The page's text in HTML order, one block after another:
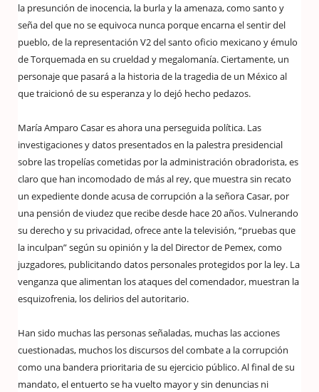
la presunción de inocencia, la burla y la amenaza, como santo y
seña del que no se equivoca nunca porque encarna el sentir del
pueblo, de la representación V2 del santo oficio mexicano y émulo
de Torquemada en su crueldad y megalomanía. Ciertamente, un
personaje que pasará a la historia de la tragedia de un México al
que traicionó de su esperanza y lo dejó hecho pedazos.
María Amparo Casar es ahora una perseguida política. Las
investigaciones y datos presentados en la palestra presidencial
sobre las tropelías cometidas por la administración obradorista, es
claro que han incomodado de más al rey, que muestra sin recato
un expediente donde acusa de corrupción a la señora Casar, por
una pensión de viudez que recibe desde hace 20 años. Vulnerando
su derecho y su privacidad, ofrece ante la televisión, “pruebas que
la inculpan” según su opinión y la del Director de Pemex, como
juzgadores, publicitando datos personales protegidos por la ley. La
venganza que alimentan los ataques del comendador, muestran la
esquizofrenia, los delirios del autoritario.
Han sido muchas las personas señaladas, muchas las acciones
cuestionadas, muchos los discursos del combate a la corrupción
como una bandera prioritaria de su ejercicio público. Al final de su
mandato, el entuerto se ha vuelto mayor y sin denuncias ni